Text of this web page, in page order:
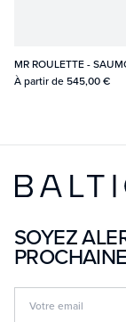
MR ROULETTE -
À partir de 545,00 €
SOYEZ